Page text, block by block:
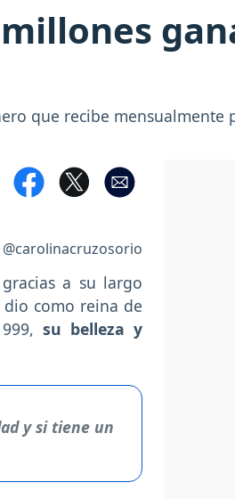
que recibe mensualmente
a su largo
como reina de
su belleza y
y si tiene un